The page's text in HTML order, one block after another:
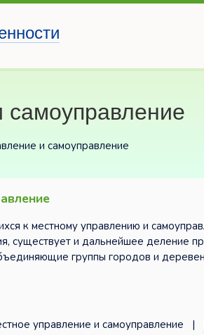
самоуправление
и самоуправление
к местному управлению и
существует и дальнейшее деление
группы городов и
управление и самоуправление |